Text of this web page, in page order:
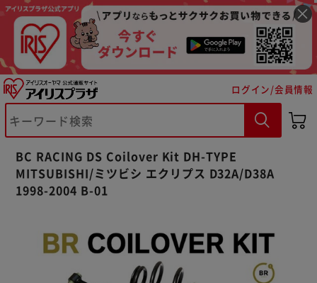
ログイン/会員情報
BC RACING DS Coilover Kit DH-TYPE
MITSUBISHI/ミツビシ エクリプス D32A/D38A
1998-2004 B-01
※ご確認ください